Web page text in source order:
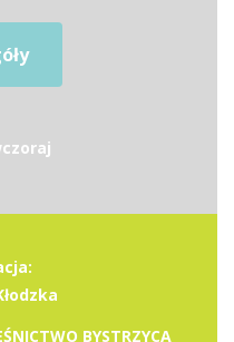
BYSTRZYCA